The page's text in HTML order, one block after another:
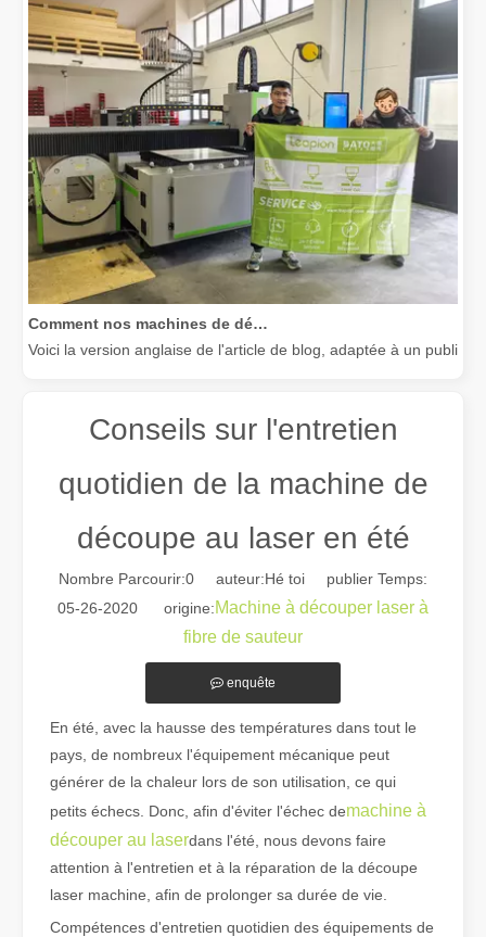
Voici la version anglaise de l'article de blog, adaptée à un public
Guide 2026 : Comment les machines de découpe de tubes au
Conseils sur l'entretien
quotidien de la machine de
découpe au laser en été
Nombre Parcourir:0 auteur:Hé toi publier Temps:
05-26-2020 origine:Machine à découper laser à
fibre de sauteur
enquête
En été, avec la hausse des températures dans tout le
pays, de nombreux l'équipement mécanique peut
générer de la chaleur lors de son utilisation, ce qui
petits échecs. Donc, afin d'éviter l'échec demachine à
découper au laserdans l'été, nous devons faire
attention à l'entretien et à la réparation de la découpe
laser machine, afin de prolonger sa durée de vie.
Compétences d'entretien quotidien des équipements de